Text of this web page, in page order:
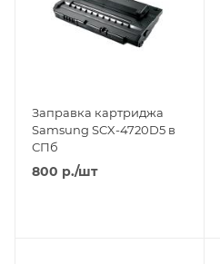
Заправка картриджа
Samsung SCX-4720D5 в
СПб
800 р./шт